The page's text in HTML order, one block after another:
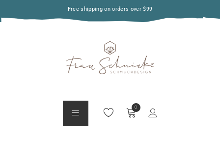
Free shipping on orders over $99